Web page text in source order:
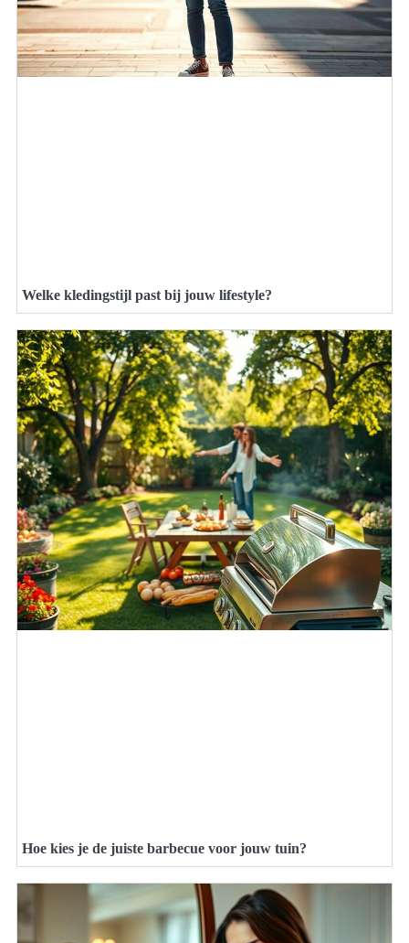
Welke kledingstijl past bij jouw lifestyle?
Hoe kies je de juiste barbecue voor jouw tuin?